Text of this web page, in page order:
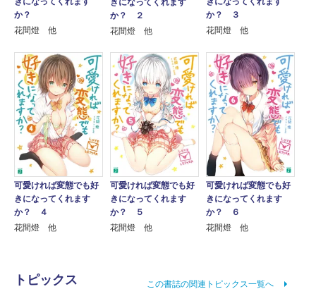
か？
花間燈 他
か？ ２
花間燈 他
か？ ３
花間燈 他
可愛ければ変態でも好
きになってくれます
か？ ４
花間燈 他
可愛ければ変態でも好
きになってくれます
か？ ５
花間燈 他
可愛ければ変態でも好
きになってくれます
か？ ６
花間燈 他
トピックス この書誌の関連トピックス一覧へ